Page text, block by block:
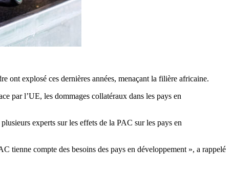
ont explosé ces dernières années, menaçant la filière africaine.
par l’UE, les dommages collatéraux dans les pays en
experts sur les effets de la PAC sur les pays en
tienne compte des besoins des pays en développement », a rappelé